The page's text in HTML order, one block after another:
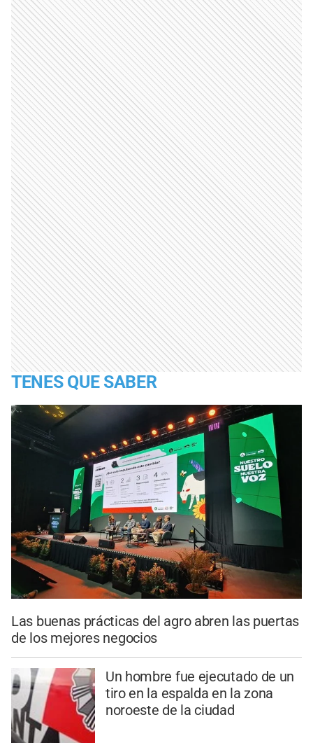
TENES QUE SABER
Las buenas prácticas del agro abren las puertas
de los mejores negocios
Un hombre fue ejecutado de un
tiro en la espalda en la zona
noroeste de la ciudad